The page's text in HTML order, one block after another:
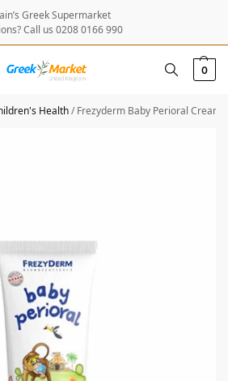
Greek Supermarket
Call us 0208 0166 990
0
Health/Frezyderm Baby Perioral Cream /